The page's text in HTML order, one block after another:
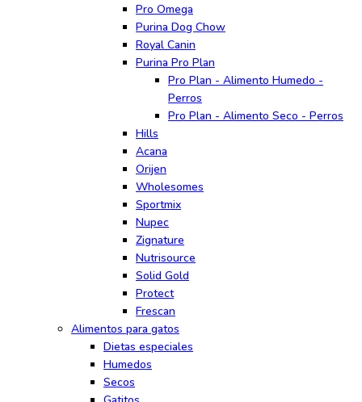
Pro Omega
Purina Dog Chow
Royal Canin
Purina Pro Plan
Pro Plan - Alimento Humedo -
Perros
Pro Plan - Alimento Seco - Perros
Hills
Acana
Orijen
Wholesomes
Sportmix
Nupec
Zignature
Nutrisource
Solid Gold
Protect
Frescan
Alimentos para gatos
Dietas especiales
Humedos
Secos